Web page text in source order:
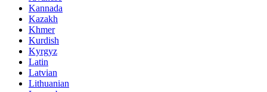
Kannada
Kazakh
Khmer
Kurdish
Kyrgyz
Latin
Latvian
Lithuanian